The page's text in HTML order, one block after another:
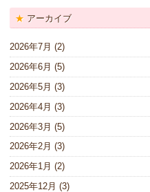
アーカイブ
2026年7月 (2)
2026年6月 (5)
2026年5月 (3)
2026年4月 (3)
2026年3月 (5)
2026年2月 (3)
2026年1月 (2)
2025年12月 (3)